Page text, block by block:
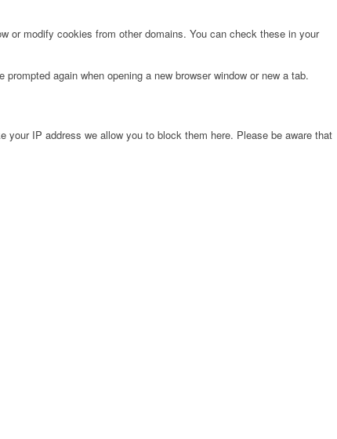
or modify cookies from other domains. You can check these in your
again when opening a new browser window or new a tab.
IP address we allow you to block them here. Please be aware that